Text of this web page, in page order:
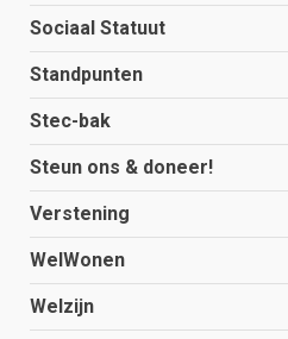
Sociaal Statuut
Standpunten
Stec-bak
Steun ons & doneer!
Verstening
WelWonen
Welzijn